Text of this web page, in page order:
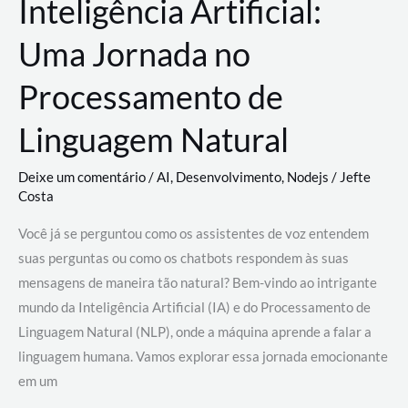
Inteligência Artificial:
Uma Jornada no
Processamento de
Linguagem Natural
Deixe um comentário/AI, Desenvolvimento, Nodejs / Jefte
Costa
Você já se perguntou como os assistentes de voz entendem
suas perguntas ou como os chatbots respondem às suas
mensagens de maneira tão natural? Bem-vindo ao intrigante
mundo da Inteligência Artificial (IA) e do Processamento de
Linguagem Natural (NLP), onde a máquina aprende a falar a
linguagem humana. Vamos explorar essa jornada emocionante
em um